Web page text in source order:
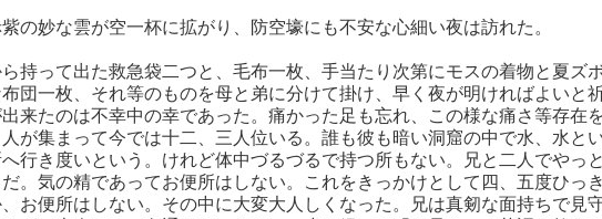
の妙な雲が空一杯に拡がり、防空壕にも不安な心細い夜は訪れた。
持って出た救急袋二つと、毛布一枚、手当たり次第にモスの着物と夏ズ
団一枚、それ等のものを母と弟に分けて掛け、早く夜が明ければよいと
来たのは不幸中の幸であった。痛かった足も忘れ、この様な痛さ等存在
が集まって今では十二、三人位いる。誰も彼も暗い洞窟の中で水、水と
行き度いという。けれど体中づるづるで持つ所もない。兄と二人でやっ
。気の精であってお便所はしない。これをきっかけとして四、五度ひっ
お便所はしない。その中に大変大人しくなった。兄は真剱な面持ちで見